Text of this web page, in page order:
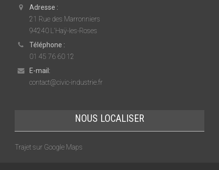
Adresse :
21 Rue des Marronniers
94240 L'Haÿ-les-Roses
Téléphone :
01 45 76 60 12
E-mail:
contact@civic-industrie.fr
NOUS LOCALISER
Trajet sur Google Maps